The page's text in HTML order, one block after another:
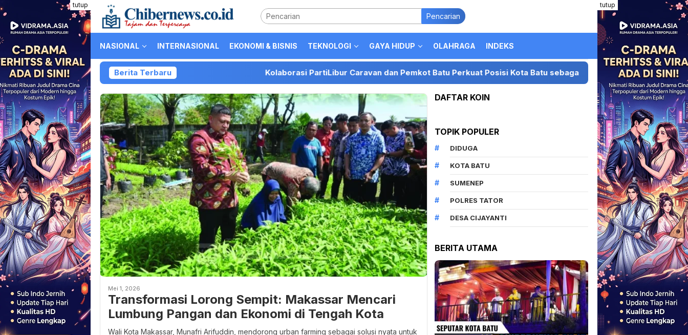
Loncat
ke
konten
tutup tutup
Pencarian
NASIONAL INTERNASIONAL EKONOMI & BISNIS TEKNOLOGI GAYA HIDUP OLAHRAGA INDEKS
Berita Terbaru Kolaborasi PartiLibur Caravan dan Pemkot Batu Perkuat Posisi Kota Batu sebagai Destinasi Festival Musik Nasional
Mei 1, 2026
Transformasi Lorong Sempit: Makassar Mencari
Lumbung Pangan dan Ekonomi di Tengah Kota
Wali Kota Makassar, Munafri Arifuddin, mendorong urban farming sebagai solusi nyata untuk
DAFTAR KOIN
TOPIK POPULER
DIDUGA
KOTA BATU
SUMENEP
POLRES TATOR
DESA CIJAYANTI
BERITA UTAMA